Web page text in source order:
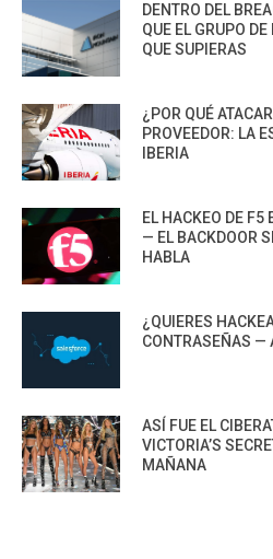
DENTRO DEL
QUE EL GRUPO
QUE SUPIERAS
¿POR QUÉ
PROVEEDOR: LA
IBERIA
EL HACKEO DE F5
— EL BACKDOOR
HABLA
¿QUIERES
CONTRASEÑAS —
ASÍ FUE EL
VICTORIA’S
MAÑANA